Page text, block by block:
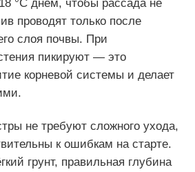
°C днём, чтобы рассада не
проводят только после
слоя почвы. При
пикируют — это
корневой системы и делает
не требуют сложного ухода,
к ошибкам на старте.
грунт, правильная глубина